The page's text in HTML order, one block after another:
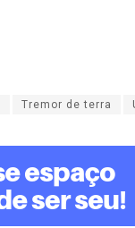
Tremor de terra